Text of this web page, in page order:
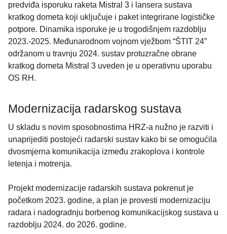
predviđa isporuku raketa Mistral 3 i lansera sustava
kratkog dometa koji uključuje i paket integrirane logističke
potpore. Dinamika isporuke je u trogodišnjem razdoblju
2023.-2025. Međunarodnom vojnom vježbom “ŠTIT 24”
održanom u travnju 2024. sustav protuzračne obrane
kratkog dometa Mistral 3 uveden je u operativnu uporabu
OS RH.
Modernizacija radarskog sustava
U skladu s novim sposobnostima HRZ-a nužno je razviti i
unaprijediti postojeći radarski sustav kako bi se omogućila
dvosmjerna komunikacija između zrakoplova i kontrole
letenja i motrenja.
Projekt modernizacije radarskih sustava pokrenut je
početkom 2023. godine, a plan je provesti modernizaciju
radara i nadogradnju borbenog komunikacijskog sustava u
razdoblju 2024. do 2026. godine.